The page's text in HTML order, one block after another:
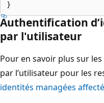
Authentification
par l'utilisateur
Pour en savoir plus sur
par l’utilisateur pour les
identités managées